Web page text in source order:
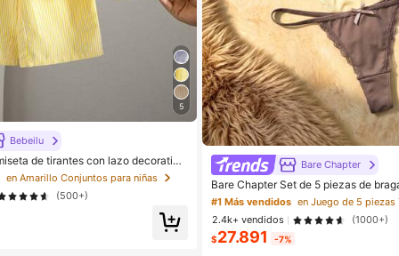
5
Bebeilu
de tirantes con lazo decorativo
elástica a rayas, estilo casual
bebé niña
en Amarillo Conjuntos para niñas
(500+)
Bare Chapter
Bare Chapter Set de 5 piezas de
n estampado de leopardo y parches
oño para mujer
#1 Más vendidos
2.4k+ vendidos
(1000+)
$27.891 -7%